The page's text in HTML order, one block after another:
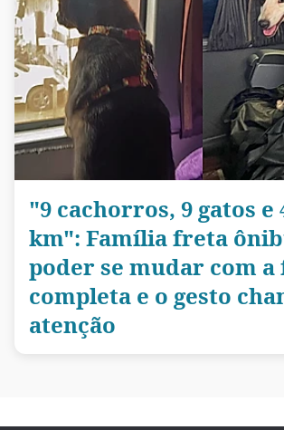
"9 cachorros, 9 gatos e
km": Família freta
poder se mudar com
completa e o gesto
atenção